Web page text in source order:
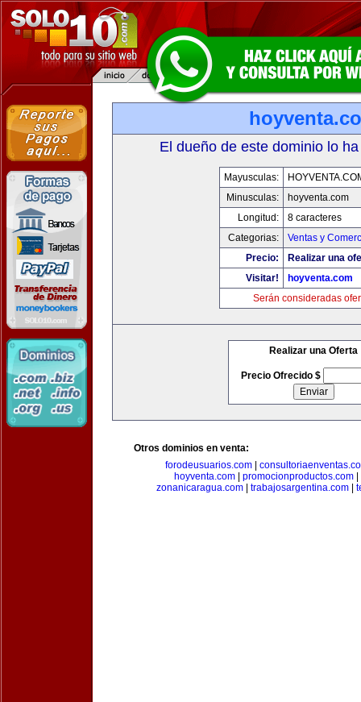
El dueño de este dominio lo
Mayusculas:
Minusculas:
hoyventa.com
Longitud:
8 caracteres
Categorias:
Ventas y
Precio:
Realizar una
Visitar!
hoyventa.com
Serán consideradas
Realizar una Oferta
Precio Ofrecido $
Otros dominios en venta:
forodeusuarios.com
hoyventa.com| promocionproductos.com|
zonanicaragua.com
trabajosargentina.com